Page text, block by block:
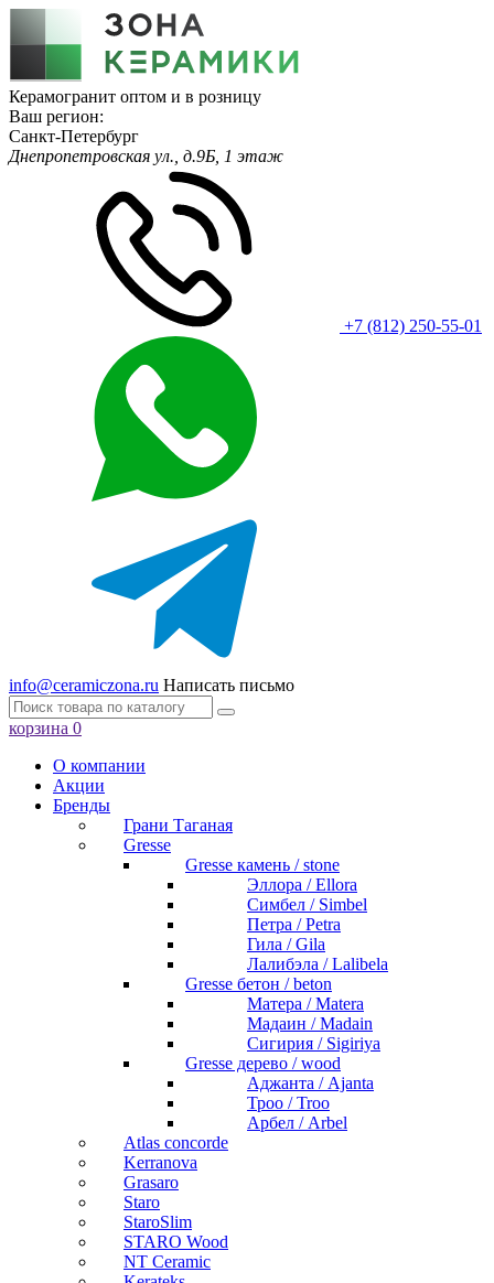
Керамогранит оптом и в розницу
Ваш регион:
Санкт-Петербург
Днепропетровская ул., д.9Б, 1 этаж
+7 (812) 250-55-01
info@ceramiczona.ru Написать письмо
корзина 0
О компании
Акции
Бренды
Грани Таганая
Gresse
Gresse камень / stone
Эллора / Ellora
Симбел / Simbel
Петра / Petra
Гила / Gila
Лалибэла / Lalibela
Gresse бетон / beton
Матера / Matera
Мадаин / Madain
Сигирия / Sigiriya
Gresse дерево / wood
Аджанта / Ajanta
Троо / Troo
Арбел / Arbel
Atlas concorde
Kerranova
Grasaro
Staro
StaroSlim
STARO Wood
NT Ceramic